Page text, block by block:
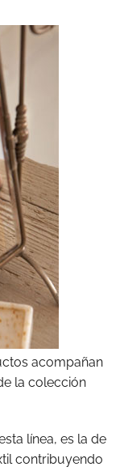
acompañan
la colección
línea, es la de
contribuyendo